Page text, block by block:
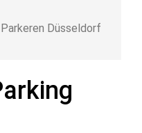
Düsseldorf